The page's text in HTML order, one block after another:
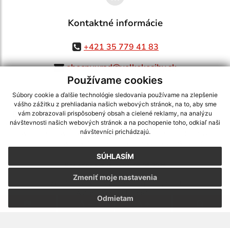
Používame cookies
Súbory cookie a ďalšie technológie sledovania používame na zlepšenie
vášho zážitku z prehliadania našich webových stránok, na to, aby sme
vám zobrazovali prispôsobený obsah a cielené reklamy, na analýzu
návštevnosti našich webových stránok a na pochopenie toho, odkiaľ naši
návštevníci prichádzajú.
SÚHLASÍM
Odmietam
Zmeniť moje nastavenia
Kontaktné informácie
+421 35 779 41 83
obecnyurad@velkekosihy.sk
využite možnosť získavania aktuálnych informácií s využitím RSS
CMS systém (redakčný) systém ECHELON 2,Mapa stránok,web portál
webex.digital, s.r.o.,domény,registrácia domény
Posledná aktualizácia:05.08.2026
Vytlačiť stránku|Vyhlásenie o prístupnosti